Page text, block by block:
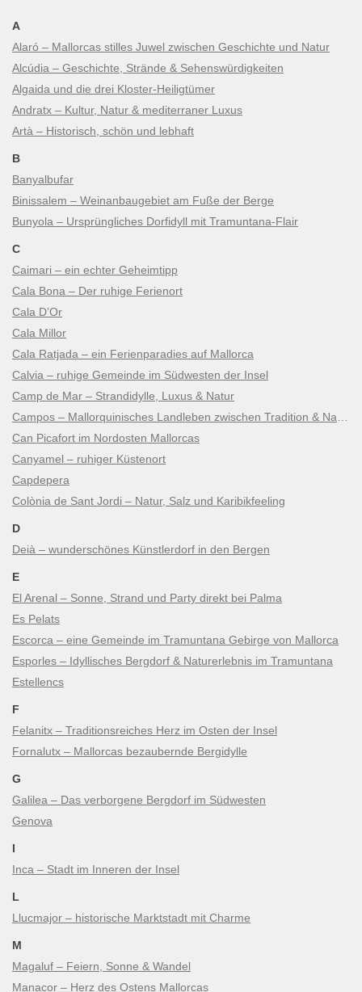
A
Alaró – Mallorcas stilles Juwel zwischen Geschichte und Natur
Alcúdia – Geschichte, Strände & Sehenswürdigkeiten
Algaida und die drei Kloster-Heiligtümer
Andratx – Kultur, Natur & mediterraner Luxus
Artà – Historisch, schön und lebhaft
B
Banyalbufar
Binissalem – Weinanbaugebiet am Fuße der Berge
Bunyola – Ursprüngliches Dorfidyll mit Tramuntana-Flair
C
Caimari – ein echter Geheimtipp
Cala Bona – Der ruhige Ferienort
Cala D’Or
Cala Millor
Cala Ratjada – ein Ferienparadies auf Mallorca
Calvia – ruhige Gemeinde im Südwesten der Insel
Camp de Mar – Strandidylle, Luxus & Natur
Can Picafort im Nordosten Mallorcas
Canyamel – ruhiger Küstenort
Capdepera
Colònia de Sant Jordi – Natur, Salz und Karibikfeeling
D
Deià – wunderschönes Künstlerdorf in den Bergen
E
El Arenal – Sonne, Strand und Party direkt bei Palma
Es Pelats
Escorca – eine Gemeinde im Tramuntana Gebirge von Mallorca
Esporles – Idyllisches Bergdorf & Naturerlebnis im Tramuntana
Estellencs
F
Felanitx – Traditionsreiches Herz im Osten der Insel
Fornalutx – Mallorcas bezaubernde Bergidylle
G
Galilea – Das verborgene Bergdorf im Südwesten
Genova
I
Inca – Stadt im Inneren der Insel
L
Llucmajor – historische Marktstadt mit Charme
M
Magaluf – Feiern, Sonne & Wandel
Manacor – Herz des Ostens Mallorcas